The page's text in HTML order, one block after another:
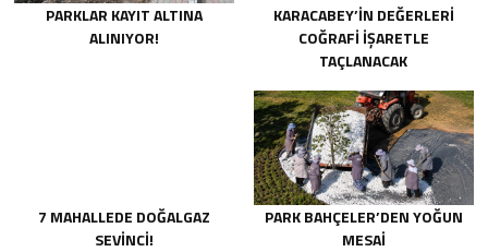
PARKLAR KAYIT ALTINA
ALINIYOR!
KARACABEY’İN DEĞERLERİ
COĞRAFİ İŞARETLE
TAÇLANACAK
7 MAHALLEDE DOĞALGAZ
SEVİNCİ!
PARK BAHÇELER’DEN YOĞUN
MESAİ